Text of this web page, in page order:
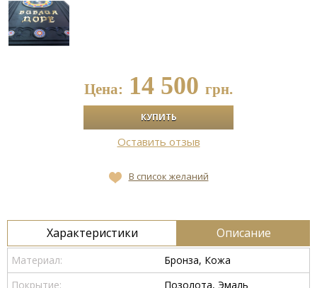
Цена: 14 500 грн.
Оставить отзыв
В список желаний
Характеристики Описание
Материал:
Бронза, Кожа
Покрытие:
Позолота, Эмаль